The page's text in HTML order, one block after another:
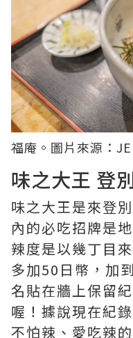
福庵。圖片來源：
味之大王 登
味之大王是來登
內的必吃招牌是
辣度是以幾丁目
多加50日幣，加
名貼在牆上保留
喔！據說現在紀
不怕辣、愛吃辣